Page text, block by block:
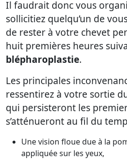
Il faudrait donc vous
sollicitiez quelqu’un de
de rester à votre chevet
huit premières heures
blépharoplastie.
Les principales
ressentirez à votre sortie
qui persisteront les
s’atténueront au fil du
Une vision floue due à la
appliquée sur les yeux,